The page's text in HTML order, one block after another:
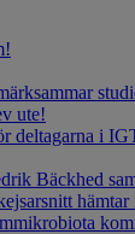
ute!
deltagarna i
Bäckhed